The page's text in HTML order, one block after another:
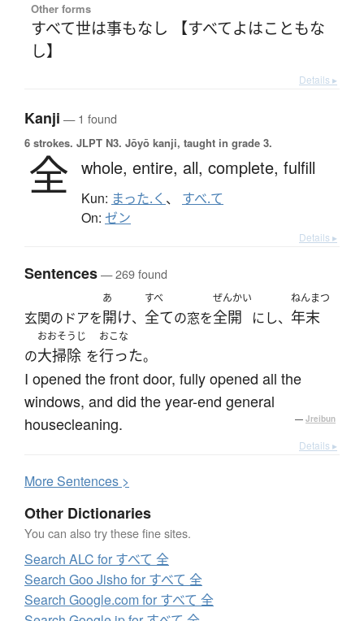
Other forms
すべて世は事もなし 【すべてよはこともな
し】
Details ▸
Kanji — 1 found
6 strokes. JLPT N3. Jōyō kanji, taught in grade 3.
全 whole, entire, all, complete, fulfill
Kun: まった.く 、 すべ.て
On: ゼン
Details ▸
Sentences— 269 found
玄関のドアを
あ
開け、
すべ
全ての窓を
ぜんかい
全開 にし、
ねんまつ
年末
の
おおそうじ
大掃除 を
おこな
行った。
I opened the front door, fully opened all the
windows, and did the year-end general
housecleaning.
— Jreibun
Details ▸
MoreSentences >
Other Dictionaries
You can also try these fine sites.
Search ALC for すべて 全
Search Goo Jisho for すべて 全
Search Google.com for すべて 全